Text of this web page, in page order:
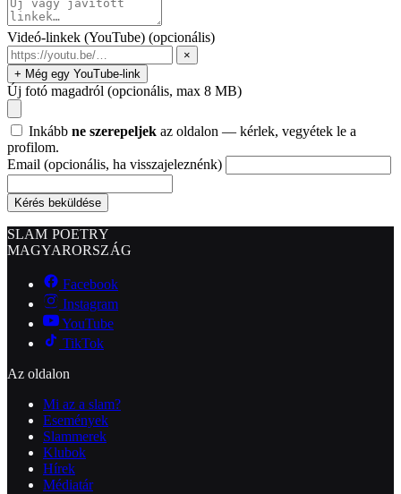
Videó-linkek (YouTube) (opcionális)
×
+ Még egy YouTube-link
Új fotó magadról (opcionális, max 8 MB)
Inkább ne szerepeljek az oldalon — kérlek, vegyétek le a
profilom.
Email (opcionális, ha visszajeleznénk)
Kérés beküldése
SLAM POETRY
MAGYARORSZÁG
Facebook
Instagram
YouTube
TikTok
Az oldalon
Mi az a slam?
Események
Slammerek
Klubok
Hírek
Médiatár